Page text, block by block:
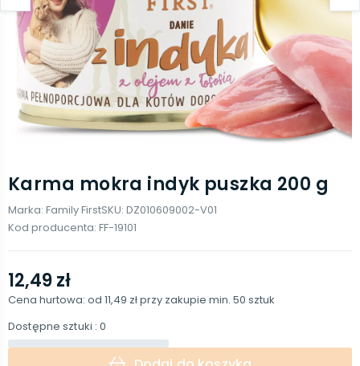
Karma mokra indyk puszka 200 g
Marka: Family FirstSKU: DZ010609002-V01
Kod producenta: FF-19101
12,49 zł
Cena hurtowa: od 11,49 złprzy zakupie min. 50 sztuk
Dostępne sztuki : 0